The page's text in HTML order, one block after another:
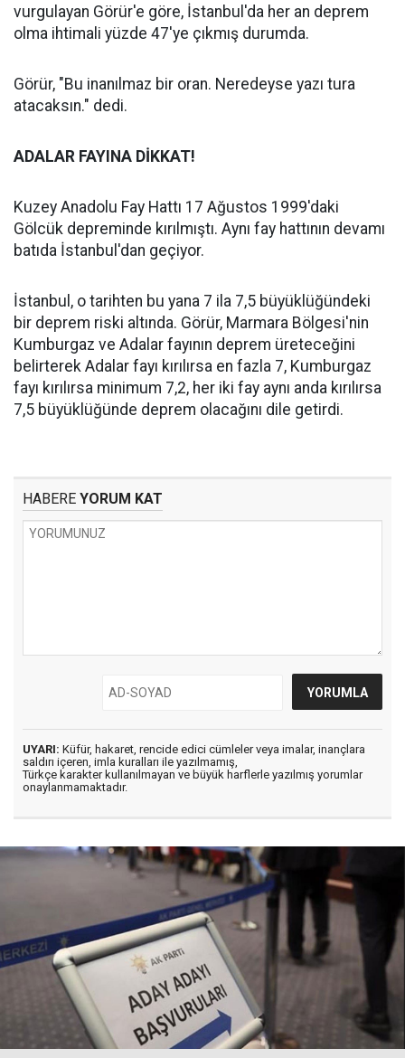
vurgulayan Görür'e göre, İstanbul'da her an deprem
olma ihtimali yüzde 47'ye çıkmış durumda.
Görür, "Bu inanılmaz bir oran. Neredeyse yazı tura
atacaksın." dedi.
ADALAR FAYINA DİKKAT!
Kuzey Anadolu Fay Hattı 17 Ağustos 1999'daki
Gölcük depreminde kırılmıştı. Aynı fay hattının devamı
batıda İstanbul'dan geçiyor.
İstanbul, o tarihten bu yana 7 ila 7,5 büyüklüğündeki
bir deprem riski altında. Görür, Marmara Bölgesi'nin
Kumburgaz ve Adalar fayının deprem üreteceğini
belirterek Adalar fayı kırılırsa en fazla 7, Kumburgaz
fayı kırılırsa minimum 7,2, her iki fay aynı anda kırılırsa
7,5 büyüklüğünde deprem olacağını dile getirdi.
HABERE YORUM KAT
UYARI: Küfür, hakaret, rencide edici cümleler veya imalar, inançlara
saldırı içeren, imla kuralları ile yazılmamış,
Türkçe karakter kullanılmayan ve büyük harflerle yazılmış yorumlar
onaylanmamaktadır.